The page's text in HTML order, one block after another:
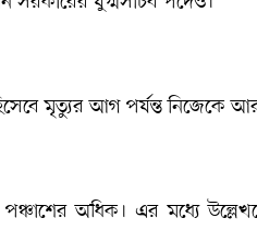
মৃত্যুর আগ পর্যন্ত
পঞ্চাশের অধিক। এর মধ্যে